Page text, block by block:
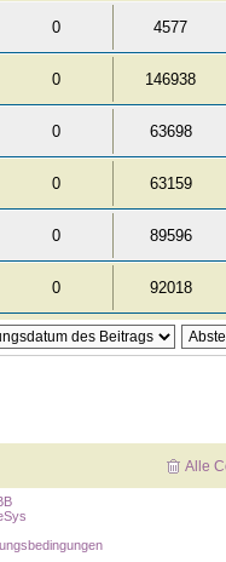
0 4577
0 146938
0 63698
0 63159
0 89596
0 92018
Alle